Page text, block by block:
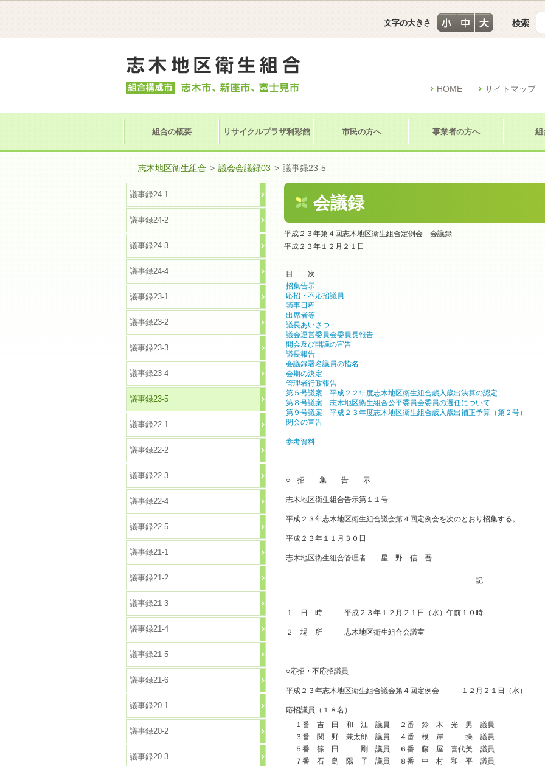
検索
文字の大きさ
サイトマップ
HOME
組合の概要 リサイクルプラザ利彩館 市民の方へ 事業者の方へ 組
志木地区衛生組合 > 議会会議録03 > 議事録23-5
議事録24-1
議事録24-2
議事録24-3
議事録24-4
議事録23-1
議事録23-2
議事録23-3
議事録23-4
議事録23-5
議事録22-1
議事録22-2
議事録22-3
議事録22-4
議事録22-5
議事録21-1
議事録21-2
議事録21-3
議事録21-4
議事録21-5
議事録21-6
議事録20-1
議事録20-2
議事録20-3
会議録
平成２３年第４回志木地区衛生組合定例会 会議録
平成２３年１２月２１日
目 次
招集告示
応招・不応招議員
議事日程
出席者等
議長あいさつ
議会運営委員会委員長報告
開会及び開議の宣告
議長報告
会議録署名議員の指名
会期の決定
管理者行政報告
第５号議案 平成２２年度志木地区衛生組合歳入歳出決算の認定
第８号議案 志木地区衛生組合公平委員会委員の選任について
第９号議案 平成２３年度志木地区衛生組合歳入歳出補正予算（第２号）
閉会の宣告
参考資料
○ 招 集 告 示
志木地区衛生組合告示第１１号
平成２３年志木地区衛生組合議会第４回定例会を次のとおり招集する。
平成２３年１１月３０日
志木地区衛生組合管理者 星 野 信 吾
記
１ 日 時 平成２３年１２月２１日（水）午前１０時
２ 場 所 志木地区衛生組合会議室
──────────────────────────────────────────────
○応招・不応招議員
平成２３年志木地区衛生組合議会第４回定例会 １２月２１日（水）
応招議員（１８名）
１番 吉 田 和 江 議員
２番 鈴 木 光 男 議員
３番 関 野 兼太郎 議員
４番 根 岸 操 議員
５番 篠 田 剛 議員
６番 藤 屋 喜代美 議員
７番 石 島 陽 子 議員
８番 中 村 和 平 議員